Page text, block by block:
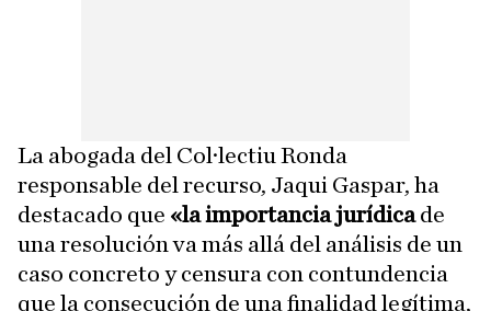
La abogada del Col·lectiu Ronda
responsable del recurso, Jaqui Gaspar, ha
destacado que «la importancia jurídicade
una resolución va más allá del análisis de un
caso concreto y censura con contundencia
que la consecución de una finalidad legítima,